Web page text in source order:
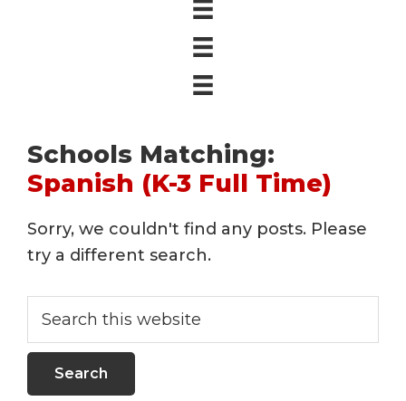
Schools Matching:
Spanish (K-3 Full Time)
Sorry, we couldn't find any posts. Please
try a different search.
website